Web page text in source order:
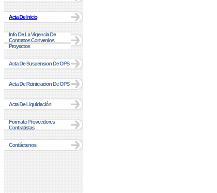
Acta De Inicio
Info De La Vigencia De
Contratos Convenios
Proyectos
Acta De Suspension De OPS
Acta De Reiniciacion De OPS
Acta De Liquidación
Formato Proveedores
Contratistas
Contáctenos